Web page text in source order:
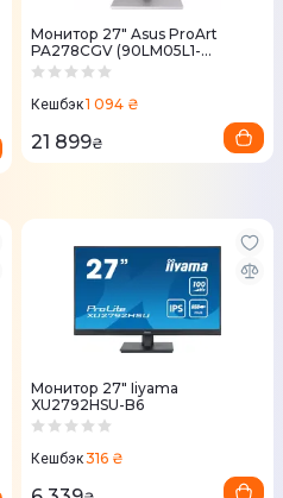
Монитор 27" Asus ProArt
PA278CGV (90LM05L1-
B04370)
Кешбэк1 094 ₴
21 899₴
Монитор 27" Iiyama
XU2792HSU-B6
Кешбэк316 ₴